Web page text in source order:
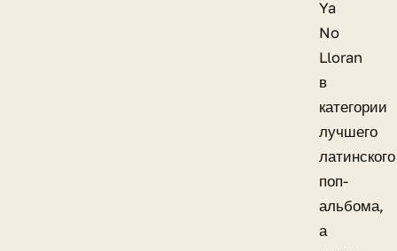
Ya
No
Lloran
в
категории
лучшего
латинского
поп-
альбома,
а